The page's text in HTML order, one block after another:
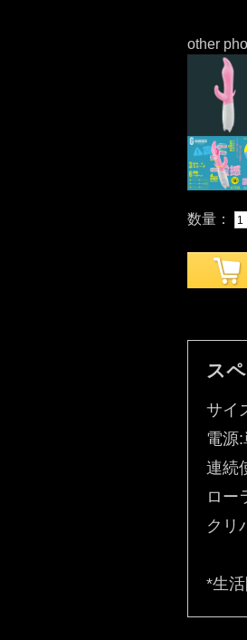
other
数量：
ス
サイ
電源
連続
ロー
クリ
*生